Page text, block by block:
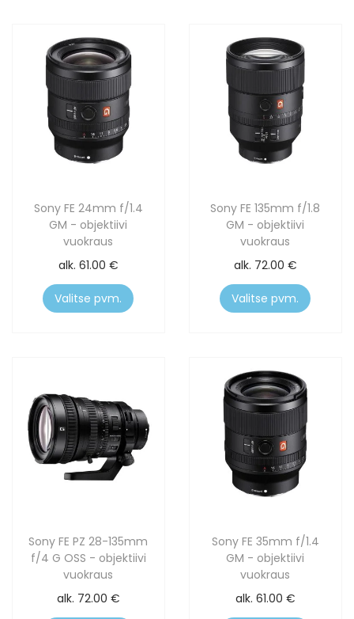
Sony FE 24mm f/1.4
GM - objektiivi
vuokraus
alk. 61.00 €
Valitse pvm.
Sony FE 135mm f/1.8
GM - objektiivi
vuokraus
alk. 72.00 €
Valitse pvm.
Sony FE PZ 28-135mm
f/4 G OSS - objektiivi
vuokraus
alk. 72.00 €
Sony FE 35mm f/1.4
GM - objektiivi
vuokraus
alk. 61.00 €